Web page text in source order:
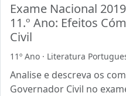
Exame Nacional
11.º Ano: Efeitos
Civil
11º Ano · Literatura
Analise e descreva os
Governador Civil no